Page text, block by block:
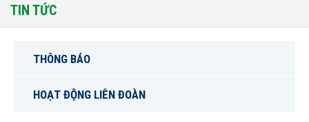
TIN TỨC
THÔNG BÁO
HOẠT ĐỘNG LIÊN ĐOÀN